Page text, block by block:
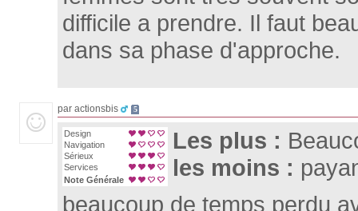
difficile a prendre. Il faut
dans sa phase d'approche.
par actionsbis 5
Design
Navigation
Sérieux
Services
Note Générale
Les plus :
les moins :
beaucoup de temps perdu